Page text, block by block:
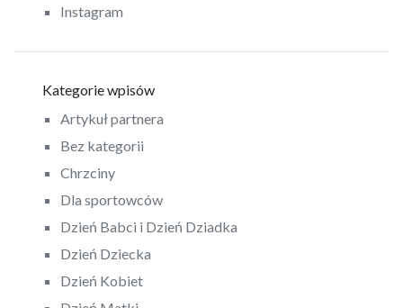
Instagram
Kategorie wpisów
Artykuł partnera
Bez kategorii
Chrzciny
Dla sportowców
Dzień Babci i Dzień Dziadka
Dzień Dziecka
Dzień Kobiet